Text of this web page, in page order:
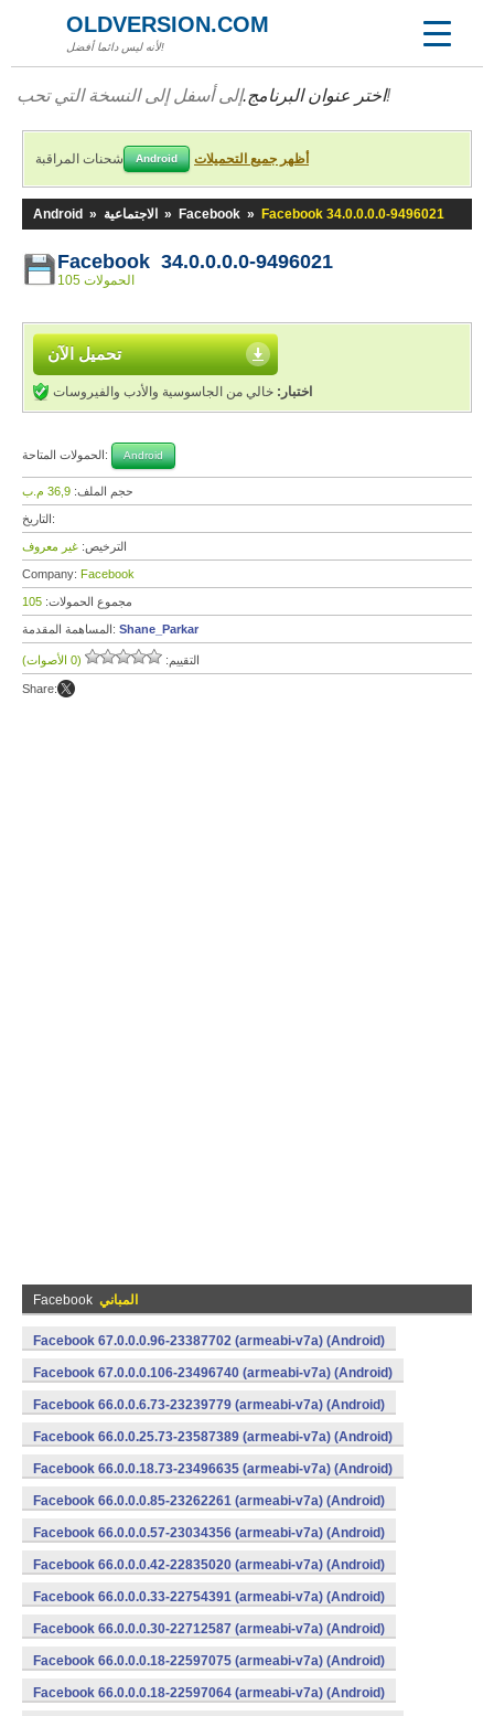
OLDVERSION.COM
لأنه ليس دائما أفضل!
اختر عنوان البرنامج.إلى أسفل إلى النسخة التي تحب!
شحنات المراقبة Android أظهر جميع التحميلات
Android » الاجتماعية » Facebook » Facebook 34.0.0.0.0-9496021
Facebook 34.0.0.0.0-9496021
105 الحمولات
تحميل الآن
اختبار: خالي من الجاسوسية والأدب والفيروسات
الحمولات المتاحة: Android
حجم الملف: 36,9 م.ب
التاريخ:
الترخيص: غير معروف
Company: Facebook
مجموع الحمولات: 105
المساهمة المقدمة: Shane_Parkar
التقييم: (0 الأصوات)
Share:
Facebook المباني
Facebook 67.0.0.0.96-23387702 (armeabi-v7a) (Android)
Facebook 67.0.0.0.106-23496740 (armeabi-v7a) (Android)
Facebook 66.0.0.6.73-23239779 (armeabi-v7a) (Android)
Facebook 66.0.0.25.73-23587389 (armeabi-v7a) (Android)
Facebook 66.0.0.18.73-23496635 (armeabi-v7a) (Android)
Facebook 66.0.0.0.85-23262261 (armeabi-v7a) (Android)
Facebook 66.0.0.0.57-23034356 (armeabi-v7a) (Android)
Facebook 66.0.0.0.42-22835020 (armeabi-v7a) (Android)
Facebook 66.0.0.0.33-22754391 (armeabi-v7a) (Android)
Facebook 66.0.0.0.30-22712587 (armeabi-v7a) (Android)
Facebook 66.0.0.0.18-22597075 (armeabi-v7a) (Android)
Facebook 66.0.0.0.18-22597064 (armeabi-v7a) (Android)